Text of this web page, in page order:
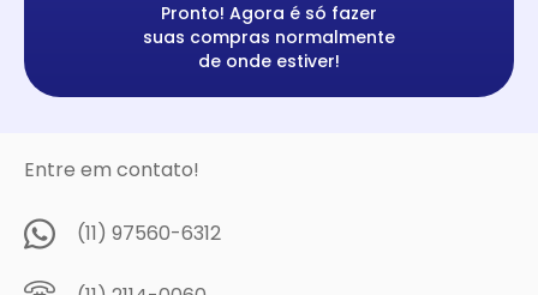
Pronto! Agora é só fazer
suas compras normalmente
de onde estiver!
Entre em contato!
(11) 97560-6312